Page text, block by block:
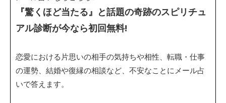
『驚くほど当たる』と話題の奇跡のスピリチュ
アル診断が今なら初回無料!
恋愛における片思いの相手の気持ちや相性、転職・仕事
の運勢、結婚や復縁の相談など、不安なことにメール占
いで答えます。